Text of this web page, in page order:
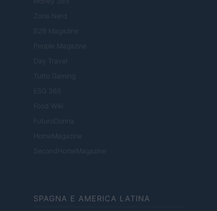
Zona Nerd
B2B Magazine
People Magazine
Day Travel
Tutto Gaming
ESG 365
Food Wiki
FuturoDonna
HomeMagazine
SecondHomeMagazine
SPAGNA E AMERICA LATINA